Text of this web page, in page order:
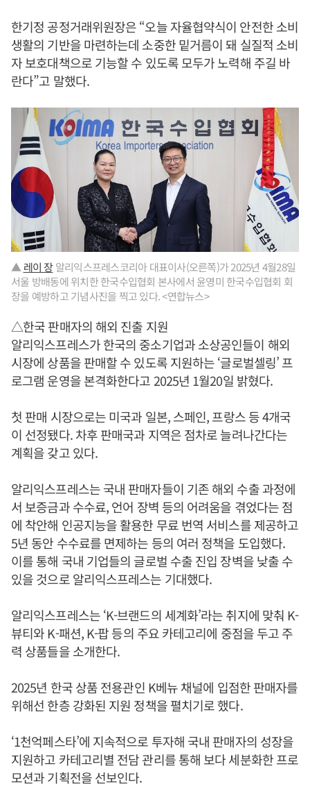
한기정 공정거래위원장은 “오늘 자율협약식이 안전한 소비
생활의 기반을 마련하는데 소중한 밑거름이 돼 실질적 소비
자 보호대책으로 기능할 수 있도록 모두가 노력해 주길 바
란다”고 말했다.
▲ 레이 장알리익스프레스코리아 대표이사(오른쪽)가 2025년 4월28일
서울 방배동에 위치한 한국수입협회 본사에서 윤영미 한국수입협회 회
장을 예방하고 기념사진을 찍고 있다. <연합뉴스>
△한국 판매자의 해외 진출 지원
알리익스프레스가 한국의 중소기업과 소상공인들이 해외
시장에 상품을 판매할 수 있도록 지원하는 ‘글로벌셀링’ 프
로그램 운영을 본격화한다고 2025년 1월20일 밝혔다.
첫 판매 시장으로는 미국과 일본, 스페인, 프랑스 등 4개국
이 선정됐다. 차후 판매국과 지역은 점차로 늘려나간다는
계획을 갖고 있다.
알리익스프레스는 국내 판매자들이 기존 해외 수출 과정에
서 보증금과 수수료, 언어 장벽 등의 어려움을 겪었다는 점
에 착안해 인공지능을 활용한 무료 번역 서비스를 제공하고
5년 동안 수수료를 면제하는 등의 여러 정책을 도입했다.
이를 통해 국내 기업들의 글로벌 수출 진입 장벽을 낮출 수
있을 것으로 알리익스프레스는 기대했다.
알리익스프레스는 ‘K-브랜드의 세계화’라는 취지에 맞춰 K-
뷰티와 K-패션, K-팝 등의 주요 카테고리에 중점을 두고 주
력 상품들을 소개한다.
2025년 한국 상품 전용관인 K베뉴 채널에 입점한 판매자를
위해선 한층 강화된 지원 정책을 펼치기로 했다.
‘1천억페스타’에 지속적으로 투자해 국내 판매자의 성장을
지원하고 카테고리별 전담 관리를 통해 보다 세분화한 프로
모션과 기획전을 선보인다.